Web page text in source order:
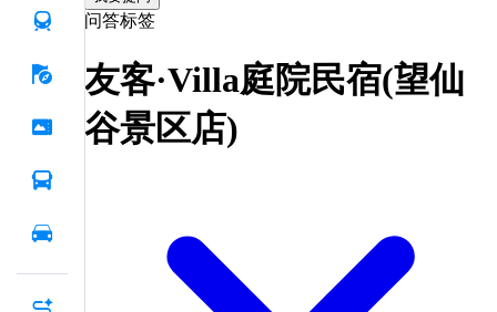
问答标签
友客·Villa庭院民宿(望仙
谷景区店)